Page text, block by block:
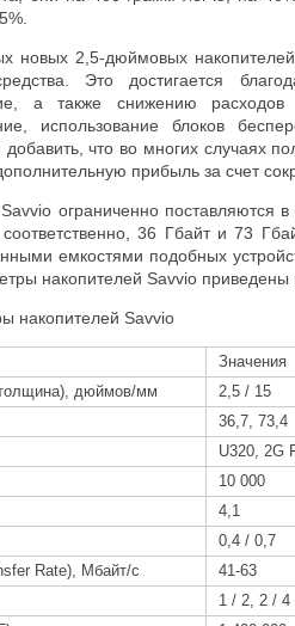
новых 2,5-дюймовых
Это достигается
а также снижению расходов
использование блоков
что во многих случаях
прибыль за счет
ограниченно
36 Гбайт и 73
емкостями подобных
накопителей Savvioприведены
накопителей Savvio
Значения
дюймов/мм
2,5 / 15
36,7, 73,4
U320, 2G
10 000
4,1
0,4 / 0,7
Rate), Мбайт/с
41-63
1 / 2, 2 / 4